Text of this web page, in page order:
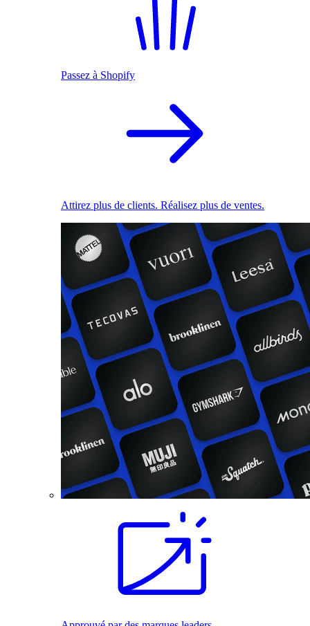
Passez à Shopify
Attirez plus de clients. Réalisez plus de ventes.